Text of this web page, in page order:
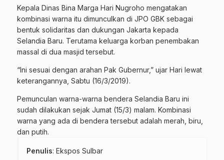
Kepala Dinas Bina Marga Hari Nugroho mengatakan
kombinasi warna itu dimunculkan di JPO GBK sebagai
bentuk solidaritas dan dukungan Jakarta kepada
Selandia Baru. Terutama keluarga korban penembakan
massal di dua masjid tersebut.
“Ini sesuai dengan arahan Pak Gubernur,” ujar Hari lewat
keterangannya, Sabtu (16/3/2019).
Pemunculan warna-warna bendera Selandia Baru ini
sudah dilakukan sejak Jumat (15/3) malam. Kombinasi
warna yang ada di bendera tersebut adalah merah, biru,
dan putih.
Penulis: Ekspos Sulbar